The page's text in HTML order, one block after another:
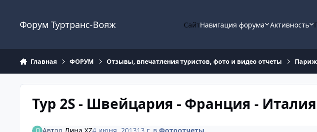
Форум Туртранс-Вояж СайтНавигация форума Активность
Главная ФОРУМ Отзывы, впечатления туристов, фото и видео отчеты
Тур 2S - Швейцария - Франция -